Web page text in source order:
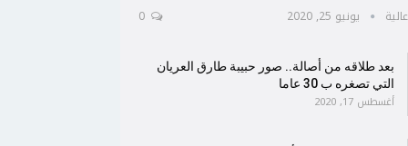
عالية يونيو 25, 2020
بعد طلاقه من أصالة.. صور حبيبة طارق العريان
التي تصغره ب 30 عاما
أغسطس 17, 2020